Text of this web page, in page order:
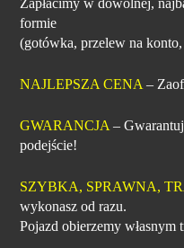
Zapłacimy w dowolnej,
formie
(gotówka, przelew na konto,
NAJLEPSZA CENA –
GWARANCJA –
podejście!
SZYBKA, SPRAWNA,
wykonasz od razu.
Pojazd obierzemy własnym